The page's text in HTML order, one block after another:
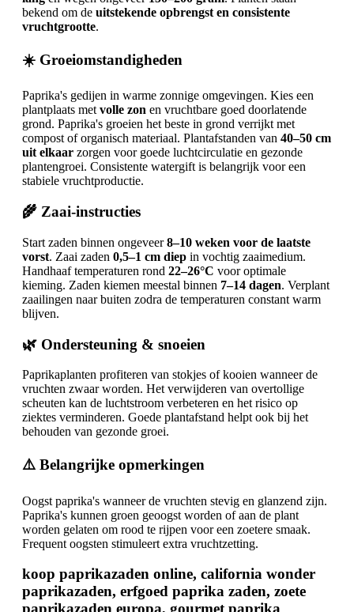
bekend om de uitstekende opbrengst en consistente
vruchtgrootte.
☀️ Groeiomstandigheden
Paprika's gedijen in warme zonnige omgevingen. Kies een
plantplaats metvolle zon en vruchtbare goed doorlatende
grond. Paprika's groeien het beste in grond verrijkt met
compost of organisch materiaal. Plantafstanden van 40–50 cm
uit elkaar zorgen voor goede luchtcirculatie en gezonde
plantengroei. Consistente watergift is belangrijk voor een
stabiele vruchtproductie.
🌾 Zaai-instructies
Start zaden binnen ongeveer8–10 weken voor de laatste
vorst. Zaai zaden 0,5–1 cm diep in vochtig zaaimedium.
Handhaaf temperaturen rond 22–26°C voor optimale
kieming. Zaden kiemen meestal binnen 7–14 dagen. Verplant
zaailingen naar buiten zodra de temperaturen constant warm
blijven.
🌿 Ondersteuning & snoeien
Paprikaplanten profiteren van stokjes of kooien wanneer de
vruchten zwaar worden. Het verwijderen van overtollige
scheuten kan de luchtstroom verbeteren en het risico op
ziektes verminderen. Goede plantafstand helpt ook bij het
behouden van gezonde groei.
⚠️ Belangrijke opmerkingen
Oogst paprika's wanneer de vruchten stevig en glanzend zijn.
Paprika's kunnen groen geoogst worden of aan de plant
worden gelaten om rood te rijpen voor een zoetere smaak.
Frequent oogsten stimuleert extra vruchtzetting.
koop paprikazaden online, california wonder
paprikazaden, erfgoed paprika zaden, zoete